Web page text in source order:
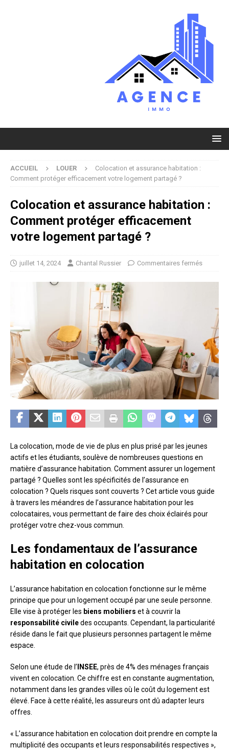
ACCUEIL LOUER
Colocation et assurance habitation :
Comment protéger efficacement votre logement partagé ?
Colocation et assurance habitation :
Comment protéger efficacement
votre logement partagé ?
juillet 14, 2024 Chantal Russier Commentaires fermés
La colocation, mode de vie de plus en plus prisé par les jeunes
actifs et les étudiants, soulève de nombreuses questions en
matière d’assurance habitation. Comment assurer un logement
partagé ? Quelles sont les spécificités de l’assurance en
colocation ? Quels risques sont couverts ? Cet article vous guide
à travers les méandres de l’assurance habitation pour les
colocataires, vous permettant de faire des choix éclairés pour
protéger votre chez-vous commun.
Les fondamentaux de l’assurance
habitation en colocation
L’assurance habitation en colocation fonctionne sur le même
principe que pour un logement occupé par une seule personne.
Elle vise à protéger les biens mobiliers et à couvrir la
responsabilité civiledes occupants. Cependant, la particularité
réside dans le fait que plusieurs personnes partagent le même
espace.
Selon une étude de l’ INSEE, près de 4% des ménages français
vivent en colocation. Ce chiffre est en constante augmentation,
notamment dans les grandes villes où le coût du logement est
élevé. Face à cette réalité, les assureurs ont dû adapter leurs
offres.
« L’assurance habitation en colocation doit prendre en compte la
multiplicité des occupants et leurs responsabilités respectives »,